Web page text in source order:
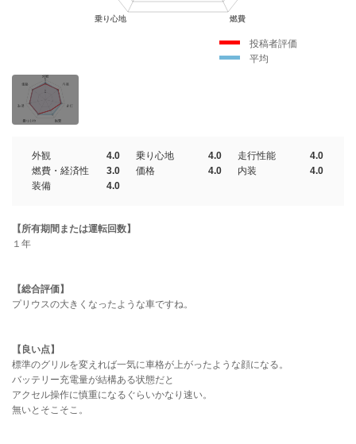
投稿者評価
平均
外観 4.0 乗り心地 4.0 走行性能
4.0
燃費・経済性
3.0 価格 4.0 内装
4.0
装備
4.0
【所有期間または運転回数】
１年
【総合評価】
プリウスの大きくなったような車ですね。
【良い点】
標準のグリルを変えれば一気に車格が上がったような顔になる。
バッテリー充電量が結構ある状態だと
アクセル操作に慎重になるぐらいかなり速い。
無いとそこそこ。